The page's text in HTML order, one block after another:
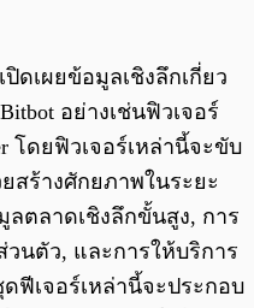
ดเผยข้อมูลเชิงลึกเกี่ยว
อย่างเช่นฟิวเจอร์
โดยฟิวเจอร์เหล่านี้จะขับ
สร้างศักยภาพในระยะ
ลตลาดเชิงลึกขั้นสูง, การ
นตัว, และการให้บริการ
ฟีเจอร์เหล่านี้จะประกอบ